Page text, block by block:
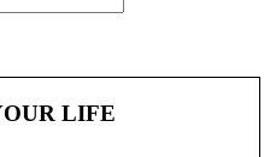
LIFE